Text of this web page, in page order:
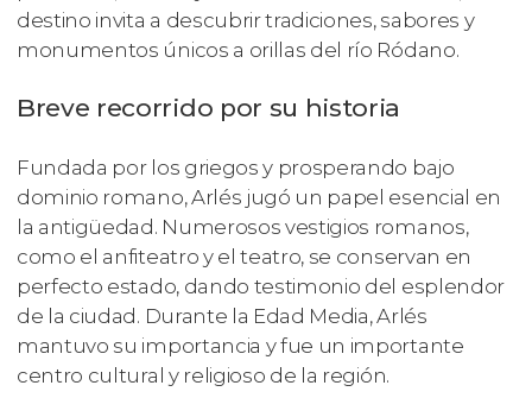
destino invita a descubrir tradiciones, sabores y
monumentos únicos a orillas del río Ródano.
Breve recorrido por su historia
Fundada por los griegos y prosperando bajo
dominio romano, Arlés jugó un papel esencial en
la antigüedad. Numerosos vestigios romanos,
como el anfiteatro y el teatro, se conservan en
perfecto estado, dando testimonio del esplendor
de la ciudad. Durante la Edad Media, Arlés
mantuvo su importancia y fue un importante
centro cultural y religioso de la región.